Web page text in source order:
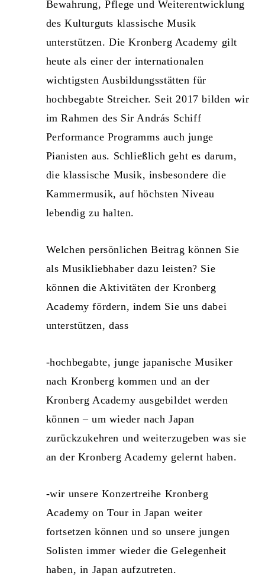
Bewahrung, Pflege und Weiterentwicklung
des Kulturguts klassische Musik
unterstützen. Die Kronberg Academy gilt
heute als einer der internationalen
wichtigsten Ausbildungsstätten für
hochbegabte Streicher. Seit 2017 bilden wir
im Rahmen des Sir András Schiff
Performance Programms auch junge
Pianisten aus. Schließlich geht es darum,
die klassische Musik, insbesondere die
Kammermusik, auf höchsten Niveau
lebendig zu halten.
Welchen persönlichen Beitrag können Sie
als Musikliebhaber dazu leisten? Sie
können die Aktivitäten der Kronberg
Academy fördern, indem Sie uns dabei
unterstützen, dass
-hochbegabte, junge japanische Musiker
nach Kronberg kommen und an der
Kronberg Academy ausgebildet werden
können – um wieder nach Japan
zurückzukehren und weiterzugeben was sie
an der Kronberg Academy gelernt haben.
-wir unsere Konzertreihe Kronberg
Academy on Tour in Japan weiter
fortsetzen können und so unsere jungen
Solisten immer wieder die Gelegenheit
haben, in Japan aufzutreten.